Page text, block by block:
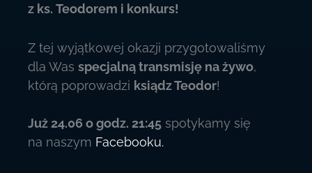
z ks. Teodorem i konkurs!
Z tej wyjątkowej okazji przygotowaliśmy
dla Was specjalną transmisję na żywo,
którą poprowadzi ksiądz Teodor!
Już 24.06 o godz. 21:45 spotykamy się
na naszym Facebooku.